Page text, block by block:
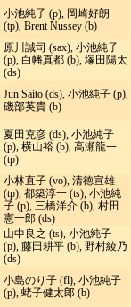
小池純子 (p), 岡崎好朗
(tp), Brent Nussey (b)
原川誠司 (sax), 小池純子
(p), 白幡真都 (b), 塚田陽太
(ds)
Jun Saito (ds), 小池純子 (p),
磯部英貴 (b)
夏田克彦 (ds), 小池純子
(p), 横山裕 (b), 高瀬龍一
(tp)
小林直子 (vo), 清徳宣雄
(tp), 都築淳一 (ts), 小池純
子 (p), 三橋洋介 (b), 村田
憲一郎 (ds)
山中良之 (ts), 小池純子
(p), 藤田耕平 (b), 野村綾乃
(ds)
小島のり子 (fl), 小池純子
(p), 蛯子健太郎 (b)